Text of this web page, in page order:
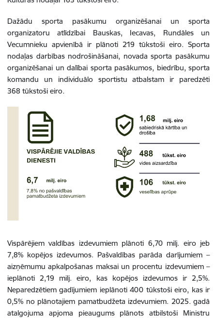
Dažādu sporta pasākumu organizēšanai un sporta
organizatoru atlīdzībai Bauskas, Iecavas, Rundāles un
Vecumnieku apvienībā ir plānoti 219 tūkstoši eiro. Sporta
nodaļas darbības nodrošināšanai, novada sporta pasākumu
organizēšanai un dalībai sporta pasākumos, biedrību, sporta
komandu un individuālo sportistu atbalstam ir paredzēti
368 tūkstoši eiro.
Vispārējiem valdības izdevumiem plānoti 6,70 milj. eiro jeb
7,8% kopējos izdevumos. Pašvaldības parāda darījumiem –
aizņēmumu apkalpošanas maksai un procentu izdevumiem –
ieplānoti 2,19 milj. eiro, kas kopējos izdevumos ir 2,5%.
Neparedzētiem gadījumiem ieplānoti 400 tūkstoši eiro, kas ir
0,5% no plānotajiem pamatbudžeta izdevumiem. 2025. gadā
atalgojuma apjoma pieaugums plānots atbilstoši Ministru